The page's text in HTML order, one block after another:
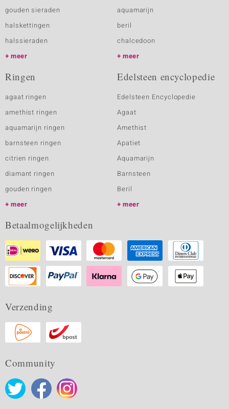
gouden sieraden
halskettingen
halssieraden
meer
aquamarijn
beril
chalcedoon
meer
Ringen
agaat ringen
amethist ringen
aquamarijn ringen
barnsteen ringen
citrien ringen
diamant ringen
gouden ringen
meer
Edelsteen encyclopedie
Edelsteen Encyclopedie
Agaat
Amethist
Apatiet
Aquamarijn
Barnsteen
Beril
meer
Betaalmogelijkheden
Verzending
Community